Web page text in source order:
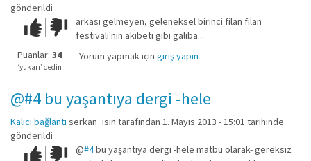
gönderildi
Çok iyi!O
kadar
iyi
değil!
Puanlar: 34
‘yukarı’ dedin
arkası gelmeyen, geleneksel birinci filan filan
festivali'nin akıbeti gibi galiba...
Yorum yapmak için giriş yapın
@#4 bu yaşantıya dergi -hele
Kalıcı bağlantı serkan_isin tarafından 1. Mayıs 2013 - 15:01 tarihinde
gönderildi
Çok iyi!O
@#4bu yaşantıya dergi -hele matbu olarak- gereksiz